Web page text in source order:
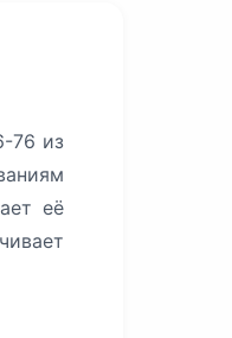
76 из
её